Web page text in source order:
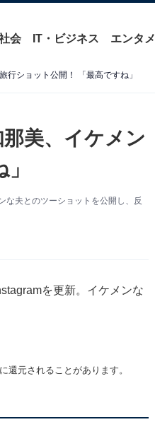
会 IT・ビジネス エンタメ
行ショット公開！ 「最高ですね」
美、イケメン
な夫とのツーショットを公開し、反
を更新。イケメンな
元されることがあります。